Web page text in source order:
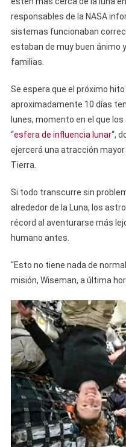
responsables de la NASA
sistemas funcionaban
estaban de muy buen ánimo
familias.
Se espera que el próximo
aproximadamente 10 días
lunes, momento en el que
“esfera de influencia lunar“,
ejercerá una atracción mayor
Tierra.
Si todo transcurre sin
alrededor de la Luna, los
récord al aventurarse más
humano antes.
“Esto no tiene nada de
misión, Wiseman, a última